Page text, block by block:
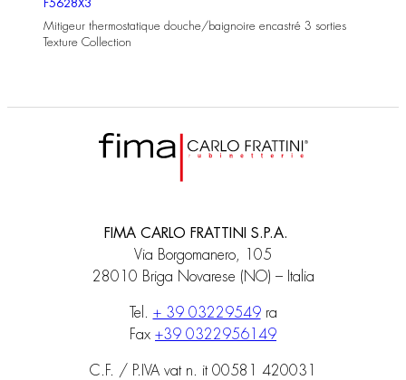
F5628X3
Mitigeur thermostatique douche/baignoire encastré 3 sorties
Texture Collection
FIMA CARLO FRATTINI S.P.A.
Via Borgomanero, 105
28010 Briga Novarese (NO) – Italia
Tel. + 39 03229549ra
Fax +39 0322956149
C.F. / P.IVA vat n. it 00581 420031